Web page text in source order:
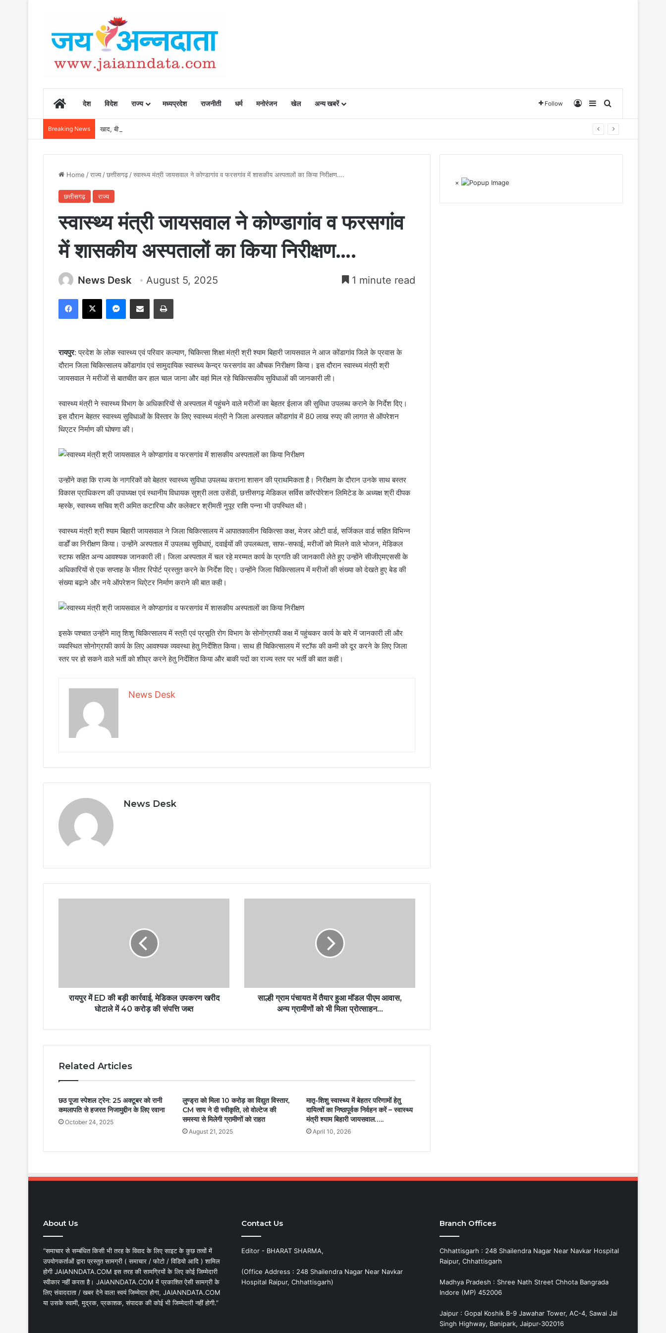
Homeदेश विदेश राज्य मध्यप्रदेश राजनीती धर्म मनोरंजन खेल अन्य खबरें Follow Log InSidebarSearch for
Breaking News खाद, बीज और उर्वरकों की समय पर उपलब्धता से किसानों में उत्साह, नैनो डीएपी और नैनो यूरिया बने किसानों के भरोसेमंद कृषि साथी…..
Home /राज्य/छत्तीसगढ़/स्वास्थ्य मंत्री जायसवाल ने कोण्डागांव व फरसगांव में शासकीय अस्पतालों का किया निरीक्षण….
छत्तीसगढ़ राज्य
स्वास्थ्य मंत्री जायसवाल ने कोण्डागांव व फरसगांव
में शासकीय अस्पतालों का किया निरीक्षण….
News Desk August 5, 2025 1 minute read
Facebook
X Messenger
Share via Email Print
रायपुर: प्रदेश के लोक स्वास्थ्य एवं परिवार कल्याण, चिकित्सा शिक्षा मंत्री श्री श्याम बिहारी जायसवाल ने आज कोंडागांव जिले के प्रवास के
दौरान जिला चिकित्सालय कोंडागांव एवं सामुदायिक स्वास्थ्य केन्द्र फरसगांव का औचक निरीक्षण किया। इस दौरान स्वास्थ्य मंत्री श्री
जायसवाल ने मरीजों से बातचीत कर हाल चाल जाना और वहां मिल रहे चिकित्सकीय सुविधाओं की जानकारी ली।
स्वास्थ्य मंत्री ने स्वास्थ्य विभाग के अधिकारियों से अस्पताल में पहुंचने वाले मरीजों का बेहतर ईलाज की सुविधा उपलब्ध कराने के निर्देश दिए।
इस दौरान बेहतर स्वास्थ्य सुविधाओं के विस्तार के लिए स्वास्थ्य मंत्री ने जिला अस्पताल कोंडागांव में 80 लाख रुपए की लागत से ऑपरेशन
थिएटर निर्माण की घोषणा की।
उन्होंने कहा कि राज्य के नागरिकों को बेहतर स्वास्थ्य सुविधा उपलब्ध कराना शासन की प्राथमिकता है। निरीक्षण के दौरान उनके साथ बस्तर
विकास प्राधिकरण की उपाध्यक्ष एवं स्थानीय विधायक सुश्री लता उसेंडी, छत्तीसगढ़ मेडिकल सर्विस कॉरपोरेशन लिमिटेड के अध्यक्ष श्री दीपक
म्हस्के, स्वास्थ्य सचिव श्री अमित कटारिया और कलेक्टर श्रीमती नुपूर राशि पन्ना भी उपस्थित थी।
स्वास्थ्य मंत्री श्री श्याम बिहारी जायसवाल ने जिला चिकित्सालय में आपातकालीन चिकित्सा कक्ष, मेजर ओटी वार्ड, सर्जिकल वार्ड सहित विभिन्न
वार्डों का निरीक्षण किया। उन्होंने अस्पताल में उपलब्ध सुविधाएं, दवाईयों की उपलब्धता, साफ-सफाई, मरीजों को मिलने वाले भोजन, मेडिकल
स्टाफ सहित अन्य आवश्यक जानकारी ली। जिला अस्पताल में चल रहे मरम्मत कार्य के प्रगति की जानकारी लेते हुए उन्होंने सीजीएमएससी के
अधिकारियों से एक सप्ताह के भीतर रिपोर्ट प्रस्तुत करने के निर्देश दिए। उन्होंने जिला चिकित्सालय में मरीजों की संख्या को देखते हुए बेड की
संख्या बढ़ाने और नये ऑपरेशन थिऐटर निर्माण कराने की बात कही।
इसके पश्चात उन्होंने मातृ शिशु चिकित्सालय में स्त्री एवं प्रसूति रोग विभाग के सोनोग्राफी कक्ष में पहुंचकर कार्य के बारे में जानकारी ली और
व्यवस्थित सोनोग्राफी कार्य के लिए आवश्यक व्यवस्था हेतु निर्देशित किया। साथ ही चिकित्सालय में स्टॉफ की कमी को दूर करने के लिए जिला
स्तर पर हो सकने वाले भर्ती को शीघ्र करने हेतु निर्देशित किया और बाकी पदों का राज्य स्तर पर भर्ती की बात कही।
News Desk
News Desk
रायपुर में ED की बड़ी कार्रवाई, मेडिकल उपकरण खरीद
घोटाले में 40 करोड़ की संपत्ति जब्त
साल्ही ग्राम पंचायत में तैयार हुआ मॉडल पीएम आवास,
अन्य ग्रामीणों को भी मिला प्रोत्साहन…
Related Articles
छठ पूजा स्पेशल ट्रेन: 25 अक्टूबर को रानी
कमलापति से हजरत निजामुद्दीन के लिए रवाना
October 24, 2025
लुण्ड्रा को मिला 10 करोड़ का विद्युत विस्तार,
CM साय ने दी स्वीकृति, लो वोल्टेज की
समस्या से मिलेगी ग्रामीणों को राहत
August 21, 2025
मातृ-शिशु स्वास्थ्य में बेहतर परिणामों हेतु
दायित्वों का निष्ठापूर्वक निर्वहन करें – स्वास्थ्य
मंत्री श्याम बिहारी जायसवाल…..
April 10, 2026
×
About Us
“समाचार से सम्बंधित किसी भी तरह के विवाद के लिए साइट के कुछ तत्वों में
उपयोगकर्ताओं द्वारा प्रस्तुत सामग्री ( समाचार / फोटो / विडियो आदि ) शामिल
होगी JAIANNDATA.COM इस तरह की सामग्रियों के लिए कोई जिम्मेदारी
स्वीकार नहीं करता है। JAIANNDATA.COM में प्रकाशित ऐसी सामग्री के
लिए संवाददाता / खबर देने वाला स्वयं जिम्मेदार होगा, JAIANNDATA.COM
या उसके स्वामी, मुद्रक, प्रकाशक, संपादक की कोई भी जिम्मेदारी नहीं होगी.”
Contact Us
Editor - BHARAT SHARMA,
(Office Address : 248 Shailendra Nagar Near Navkar
Hospital Raipur, Chhattisgarh)
Branch Offices
Chhattisgarh : 248 Shailendra Nagar Near Navkar Hospital
Raipur, Chhattisgarh
Madhya Pradesh : Shree Nath Street Chhota Bangrada
Indore (MP) 452006
Jaipur : Gopal Koshik B-9 Jawahar Tower, AC-4, Sawai Jai
Singh Highway, Banipark, Jaipur-302016